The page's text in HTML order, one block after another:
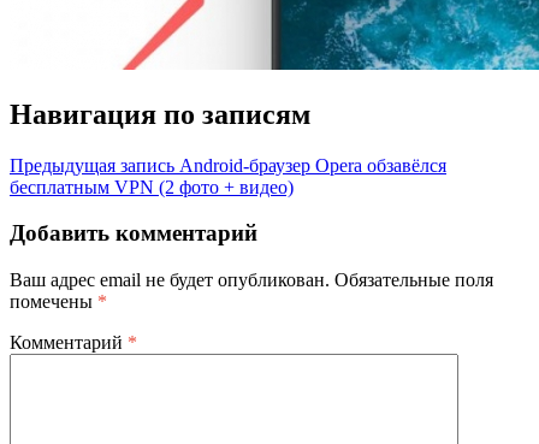
Навигация по записям
Предыдущая запись Android-браузер Opera обзавёлся
бесплатным VPN (2 фото + видео)
Добавить комментарий
Ваш адрес email не будет опубликован. Обязательные поля
помечены *
Комментарий *